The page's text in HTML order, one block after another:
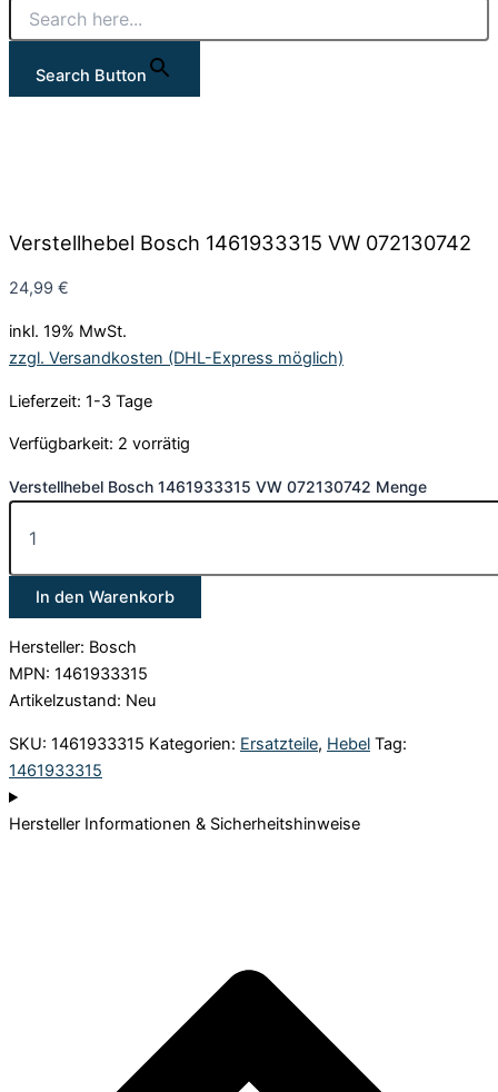
Search Button
Verstellhebel Bosch 1461933315 VW 072130742
24,99 €
inkl. 19% MwSt.
zzgl. Versandkosten (DHL-Express möglich)
Lieferzeit: 1-3 Tage
Verfügbarkeit: 2 vorrätig
Verstellhebel Bosch 1461933315 VW 072130742 Menge
In den Warenkorb
Hersteller: Bosch
MPN: 1461933315
Artikelzustand: Neu
SKU: 1461933315 Kategorien: Ersatzteile, Hebel Tag:
1461933315
Hersteller Informationen & Sicherheitshinweise